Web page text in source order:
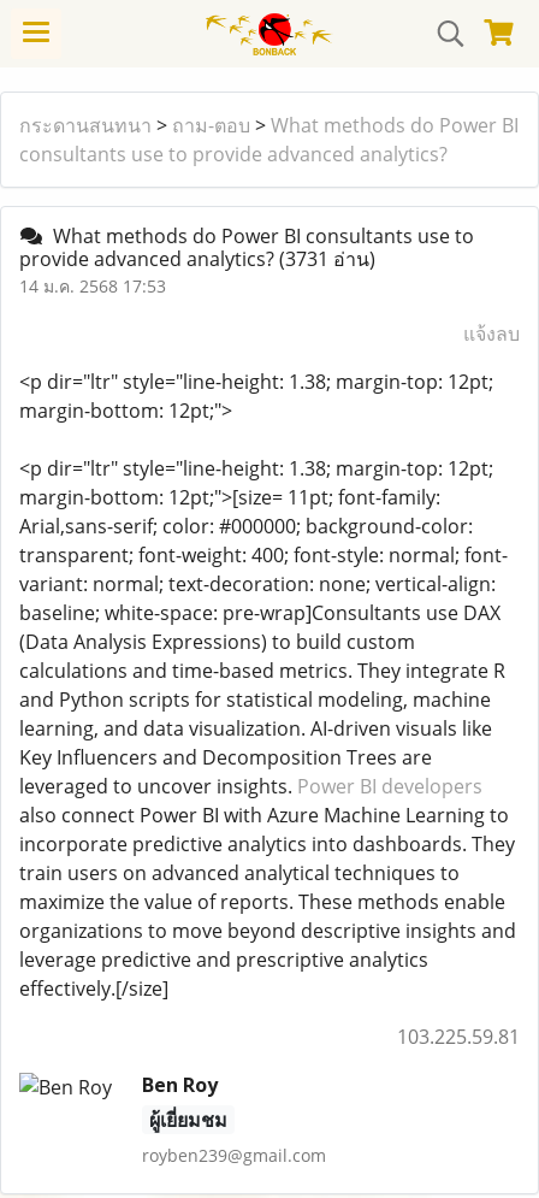
กระดานสนทนา > ถาม-ตอบ >What methods do Power BI
consultants use to provide advanced analytics?
What methods do Power BI consultants use to
provide advanced analytics?(3731 อ่าน)
14 ม.ค. 2568 17:53
แจ้งลบ
<p dir="ltr" style="line-height: 1.38; margin-top: 12pt;
margin-bottom: 12pt;">
<p dir="ltr" style="line-height: 1.38; margin-top: 12pt;
margin-bottom: 12pt;">[size= 11pt; font-family:
Arial,sans-serif; color: #000000; background-color:
transparent; font-weight: 400; font-style: normal; font-
variant: normal; text-decoration: none; vertical-align:
baseline; white-space: pre-wrap]Consultants use DAX
(Data Analysis Expressions) to build custom
calculations and time-based metrics. They integrate R
and Python scripts for statistical modeling, machine
learning, and data visualization. AI-driven visuals like
Key Influencers and Decomposition Trees are
leveraged to uncover insights. Power BI developers
also connect Power BI with Azure Machine Learning to
incorporate predictive analytics into dashboards. They
train users on advanced analytical techniques to
maximize the value of reports. These methods enable
organizations to move beyond descriptive insights and
leverage predictive and prescriptive analytics
effectively.[/size]
103.225.59.81
Ben Roy
ผู้เยี่ยมชม
royben239@gmail.com